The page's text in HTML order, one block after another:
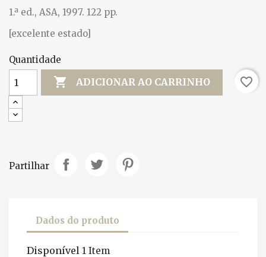
1.ª ed., ASA, 1997. 122 pp.
[excelente estado]
Quantidade
 ADICIONAR AO CARRINHO favorite_border
Partilhar
Dados do produto
Disponível 1 Item